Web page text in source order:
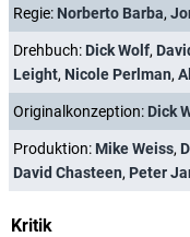
Regie: Norberto Barba,
Drehbuch: Dick Wolf,
Leight, Nicole Perlman,
Originalkonzeption: Dick
Produktion: Mike Weiss,
David Chasteen, Peter
Kritik